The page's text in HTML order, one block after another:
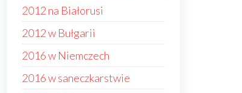
2012 na Białorusi
2012 w Bułgarii
2016 w Niemczech
2016 w saneczkarstwie